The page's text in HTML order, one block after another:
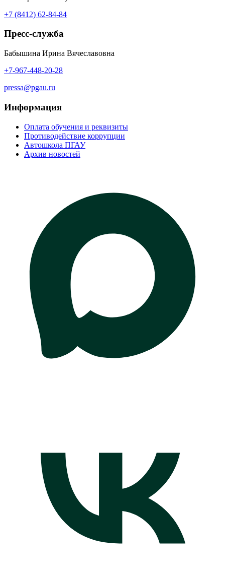
+7 (8412) 62-84-84
Пресс-служба
Бабышина Ирина Вячеславовна
+7-967-448-20-28
pressa@pgau.ru
Информация
Оплата обучения и реквизиты
Противодействие коррупции
Автошкола ПГАУ
Архив новостей